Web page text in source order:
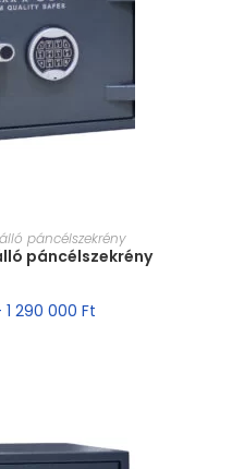
páncélszekrény
páncélszekrény
1 290 000 Ft